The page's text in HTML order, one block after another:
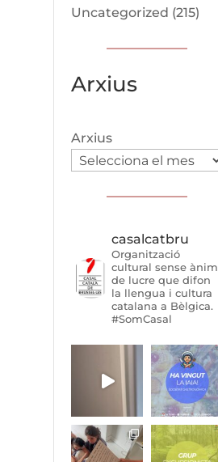
Uncategorized (215)
Arxius
Arxius
casalcatbru
Organització
cultural sense ànim
de lucre que difon
la llengua i cultura
catalana a Bèlgica.
#SomCasal